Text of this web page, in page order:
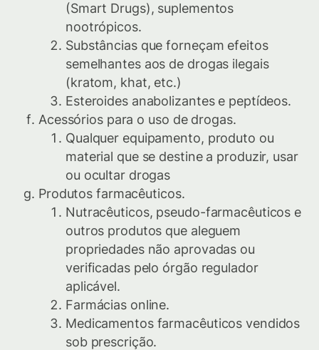
(Smart Drugs), suplementos
nootrópicos.
Substâncias que forneçam efeitos
semelhantes aos de drogas ilegais
(kratom, khat, etc.)
Esteroides anabolizantes e peptídeos.
Acessórios para o uso de drogas.
Qualquer equipamento, produto ou
material que se destine a produzir, usar
ou ocultar drogas
Produtos farmacêuticos.
Nutracêuticos, pseudo-farmacêuticos e
outros produtos que aleguem
propriedades não aprovadas ou
verificadas pelo órgão regulador
aplicável.
Farmácias online.
Medicamentos farmacêuticos vendidos
sob prescrição.